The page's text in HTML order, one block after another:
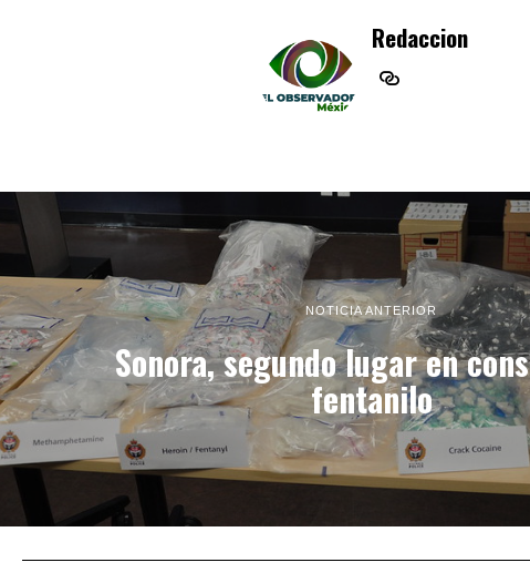
Redaccion
NOTICIA ANTERIOR
Sonora, segundo lugar en
fentanilo